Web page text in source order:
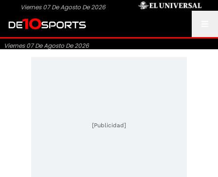
Viernes 07 De Agosto De 2026
Viernes 07 De Agosto De 2026
[Publicidad]